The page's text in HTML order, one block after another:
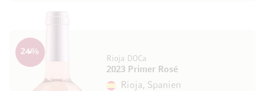
Rioja DOCa
2023 Primer Rosé
24%
Rioja, Spanien